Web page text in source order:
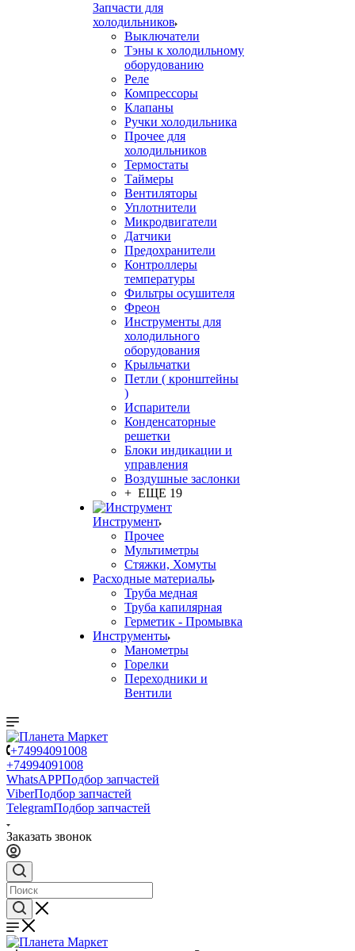
Запчасти для
холодильников
Выключатели
Тэны к холодильному
оборудованию
Реле
Компрессоры
Клапаны
Ручки холодильника
Прочее для
холодильников
Термостаты
Таймеры
Вентиляторы
Уплотнители
Микродвигатели
Датчики
Предохранители
Контроллеры
температуры
Фильтры осушителя
Фреон
Инструменты для
холодильного
оборудования
Крыльчатки
Петли ( кронштейны
)
Испарители
Конденсаторные
решетки
Блоки индикации и
управления
Воздушные заслонки
+ ЕЩЕ 19
Инструмент
Прочее
Мультиметры
Стяжки, Хомуты
Расходные материалы
Труба медная
Труба капилярная
Герметик - Промывка
Инструменты
Манометры
Горелки
Переходники и
Вентили
+74994091008
+74994091008
WhatsAPPПодбор запчастей
ViberПодбор запчастей
TelegramПодбор запчастей
Заказать звонок